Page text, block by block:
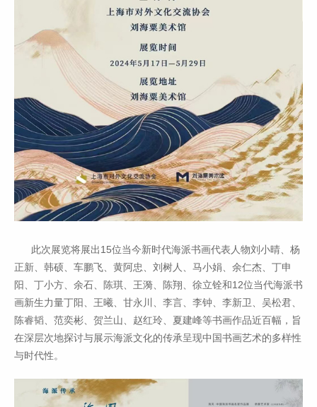
此次展览将展出15位当今新时代海派书画代表人物刘小晴、杨
正新、韩硕、车鹏飞、黄阿忠、刘树人、马小娟、余仁杰、丁申
阳、丁小方、余石、陈琪、王漪、陈翔、徐立铨和12位当代海派书
画新生力量丁阳、王曦、甘永川、李言、李钟、李新卫、吴松君、
陈睿韬、范奕彬、贺兰山、赵红玲、夏建峰等书画作品近百幅，旨
在深层次地探讨与展示海派文化的传承呈现中国书画艺术的多样性
与时代性。